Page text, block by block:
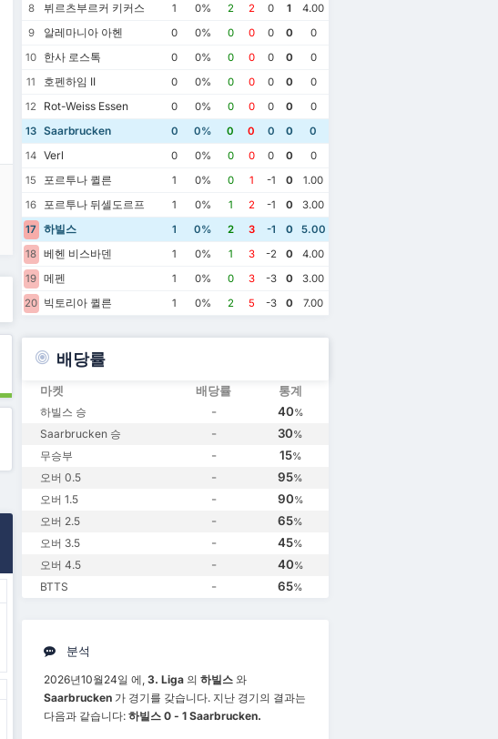
8
뷔르츠부르커 키커스 1 0% 2 2 0 1
4.00
9
알레마니아 아헨 0 0% 0 0 0 0
0
10
한사 로스톡 0 0% 0 0 0 0
0
11
호펜하임 II 0 0% 0 0 0 0
0
12
Rot-Weiss Essen 0 0% 0 0 0 0
0
13 Saarbrucken 0 0% 0 0 0 0
0
14 Verl 0 0% 0 0 0 0
0
15
포르투나 퀼른 1 0% 0 1 -1 0
1.00
16
포르투나 뒤셀도르프 1 0% 1 2 -1 0
3.00
17 하빌스 1 0% 2 3 -1 0
5.00
18 베헨 비스바덴 1 0% 1 3 -2 0
4.00
19 메펜 1 0% 0 3 -3 0
3.00
20 빅토리아 퀼른 1 0% 2 5 -3 0 7.00
배당률
마켓 배당률 통계
하빌스 승 - 40%
Saarbrucken 승 - 30%
무승부 - 15%
오버 0.5 - 95%
오버 1.5 - 90%
오버 2.5 - 65%
오버 3.5 - 45%
오버 4.5 - 40%
BTTS - 65%
분석
2026년10월24일 에, 3. Liga의 하빌스와
Saarbrucken가 경기를 갖습니다. 지난 경기의 결과는
다음과 같습니다: 하빌스 0 - 1 Saarbrucken.